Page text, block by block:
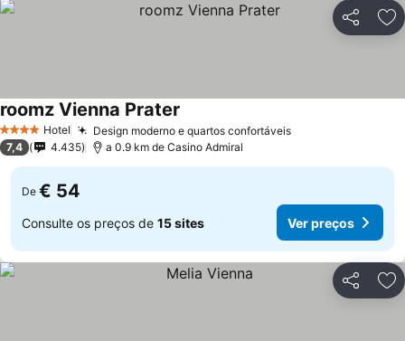
Partilhar
4 EstrelasHotel Design moderno e quartos confortáveis
roomz Vienna Prater
7,4 4.435 a 0.9 km de Casino Admiral
De € 54
Consulte os preços de 15 sites Ver preços
Partilhar